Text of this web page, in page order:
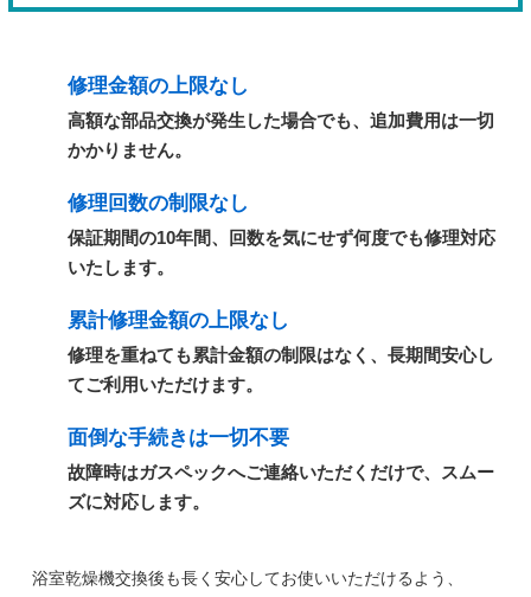
修理金額の上限なし
高額な部品交換が発生した場合でも、追加費用は一切
かかりません。
修理回数の制限なし
保証期間の10年間、回数を気にせず何度でも修理対応
いたします。
累計修理金額の上限なし
修理を重ねても累計金額の制限はなく、長期間安心し
てご利用いただけます。
面倒な手続きは一切不要
故障時はガスペックへご連絡いただくだけで、スムー
ズに対応します。
浴室乾燥機交換後も長く安心してお使いいただけるよう、